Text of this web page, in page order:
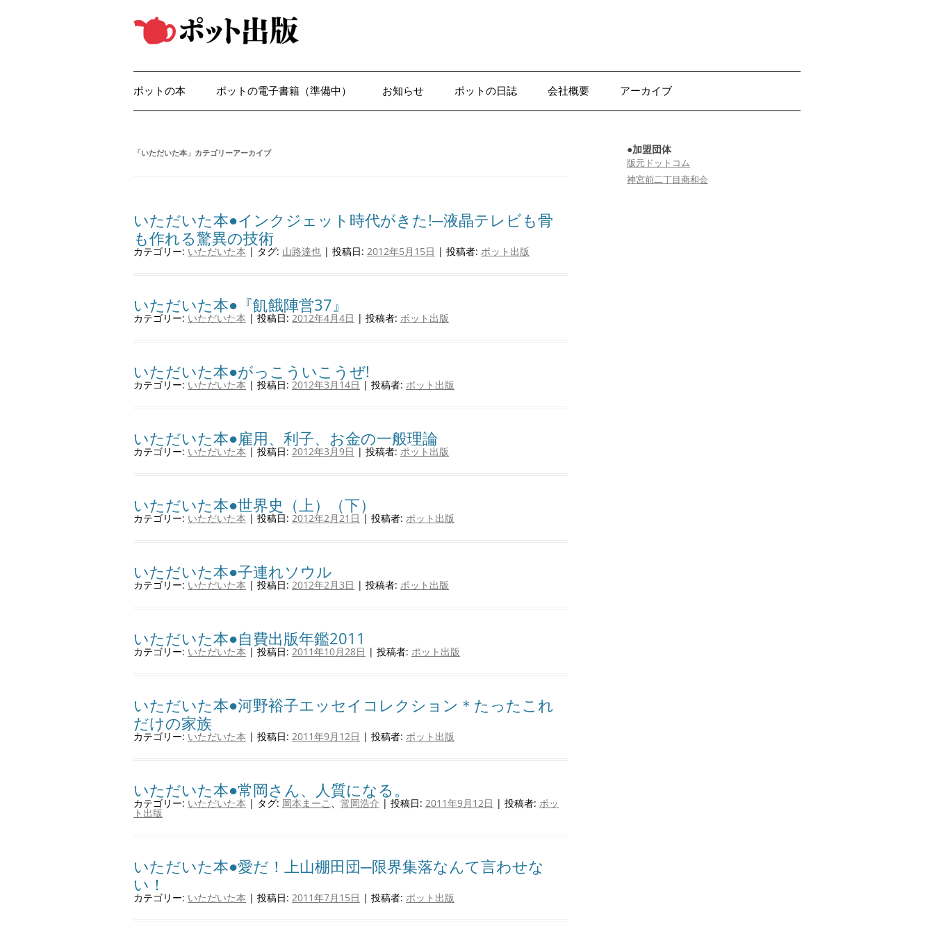
テ
キ
プ
ポットの本 ポットの電子書籍（準備中） お知らせ ポットの日誌 会社概要 アーカイブ
「いただいた本 」カテゴリーアーカイブ
いただいた本●インクジェット時代がきた!─液晶テレビも骨
も作れる驚異の技術
カテゴリー: いただいた本 | タグ: 山路達也 | 投稿日: 2012年5月15日 | 投稿者: ポット出版
いただいた本●『飢餓陣営37』
カテゴリー: いただいた本 | 投稿日: 2012年4月4日 | 投稿者: ポット出版
いただいた本●がっこういこうぜ!
カテゴリー: いただいた本 | 投稿日: 2012年3月14日 | 投稿者: ポット出版
いただいた本●雇用、利子、お金の一般理論
カテゴリー: いただいた本 | 投稿日: 2012年3月9日 | 投稿者: ポット出版
いただいた本●世界史（上）（下）
カテゴリー: いただいた本 | 投稿日: 2012年2月21日 | 投稿者: ポット出版
いただいた本●子連れソウル
カテゴリー: いただいた本 | 投稿日: 2012年2月3日 | 投稿者: ポット出版
いただいた本●自費出版年鑑2011
カテゴリー: いただいた本 | 投稿日: 2011年10月28日 | 投稿者: ポット出版
いただいた本●河野裕子エッセイコレクション＊たったこれ
だけの家族
カテゴリー: いただいた本 | 投稿日: 2011年9月12日 | 投稿者: ポット出版
いただいた本●常岡さん、人質になる。
カテゴリー: いただいた本 | タグ: 岡本まーこ 、 常岡浩介 | 投稿日: 2011年9月12日 | 投稿者: ポッ
ト出版
いただいた本●愛だ！上山棚田団─限界集落なんて言わせな
い！
カテゴリー: いただいた本 | 投稿日: 2011年7月15日 | 投稿者: ポット出版
●加盟団体
版元ドットコム
神宮前二丁目商和会